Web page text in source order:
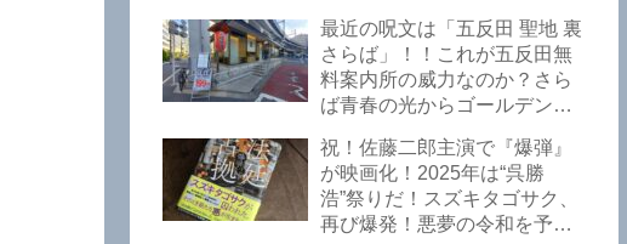
から飲んできました。私以外
にもLOVEBITESファンが数名
いるようですよ笑
最近の呪文は「五反田 聖地 裏
さらば」！！これが五反田無
料案内所の威力なのか？さら
ば青春の光からゴールデンウ
いた！激安の肉の刺し盛りが
美味い！酒もぶっちぎりで安
い！本格焼鳥 五反田「富士
屋」がオープンから３カ月で
祝！佐藤二郎主演で『爆弾』
が映画化！2025年は“呉勝
浩”祭りだ！スズキタゴサク、
再び爆発！悪夢の令和を予言